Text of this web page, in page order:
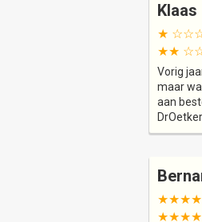
Klaas
★
★★
Vorig
maar
aan